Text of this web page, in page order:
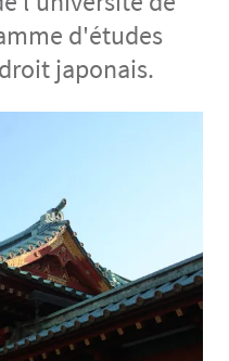
d'études
japonais.